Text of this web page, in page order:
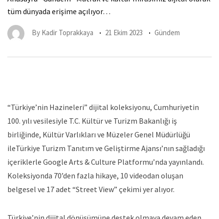
tüm dünyada erişime açılıyor…
By Kadir Toprakkaya 21 Ekim 2023 Gündem
“Türkiye’nin Hazineleri” dijital koleksiyonu, Cumhuriyetin
100. yılı vesilesiyle T.C. Kültür ve Turizm Bakanlığı iş
birliğinde, Kültür Varlıkları ve Müzeler Genel Müdürlüğü
ileTürkiye Turizm Tanıtım ve Geliştirme Ajansı’nın sağladığı
içeriklerle Google Arts & Culture Platformu’nda yayınlandı.
Koleksiyonda 70’den fazla hikaye, 10 videodan oluşan
belgesel ve 17 adet “Street View” çekimi yer alıyor.